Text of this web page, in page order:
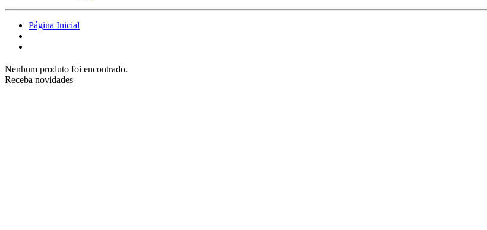
Página Inicial
Nenhum produto foi encontrado.
Receba novidades